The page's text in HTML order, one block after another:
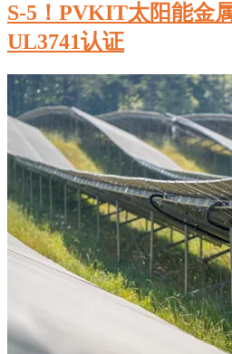
S-5！PVKIT太阳能金
UL3741认证